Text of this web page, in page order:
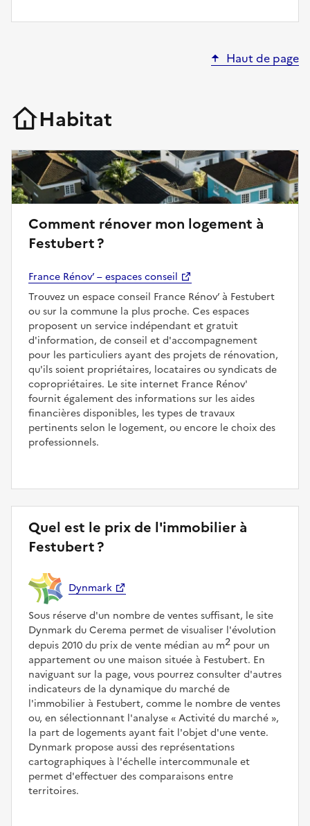
Haut de page
Habitat
Comment rénover mon logement à
Festubert ?
France Rénov’ – espaces conseil
Trouvez un espace conseil France Rénov’ à Festubert
ou sur la commune la plus proche. Ces espaces
proposent un service indépendant et gratuit
d'information, de conseil et d'accompagnement
pour les particuliers ayant des projets de rénovation,
qu'ils soient propriétaires, locataires ou syndicats de
copropriétaires. Le site internet France Rénov'
fournit également des informations sur les aides
financières disponibles, les types de travaux
pertinents selon le logement, ou encore le choix des
professionnels.
Quel est le prix de l'immobilier à
Festubert ?
Dynmark
Sous réserve d'un nombre de ventes suffisant, le site
Dynmark du Cerema permet de visualiser l'évolution
depuis 2010 du prix de vente médian au m2 pour un
appartement ou une maison située à Festubert. En
naviguant sur la page, vous pourrez consulter d'autres
indicateurs de la dynamique du marché de
l'immobilier à Festubert, comme le nombre de ventes
ou, en sélectionnant l'analyse
Activité du marché ,
la part de logements ayant fait l'objet d'une vente.
Dynmark propose aussi des représentations
cartographiques à l'échelle intercommunale et
permet d'effectuer des comparaisons entre
territoires.